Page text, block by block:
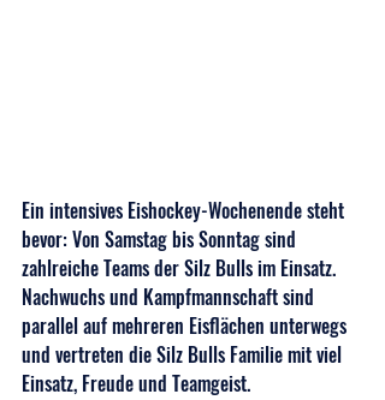
Ein intensives Eishockey-Wochenende steht
bevor: Von Samstag bis Sonntag sind
zahlreiche Teams der Silz Bulls im Einsatz.
Nachwuchs und Kampfmannschaft sind
parallel auf mehreren Eisflächen unterwegs
und vertreten die Silz Bulls Familie mit viel
Einsatz, Freude und Teamgeist.